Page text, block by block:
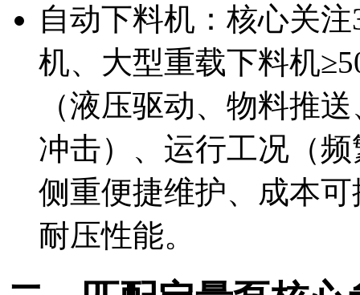
自动下料机：核心关
机、大型重载下料机
（液压驱动、物料推
冲击）、运行工况（
侧重便捷维护、成本
耐压性能。